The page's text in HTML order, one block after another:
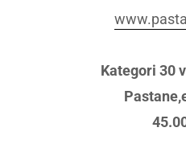
Kategori 30